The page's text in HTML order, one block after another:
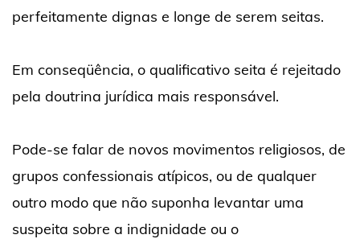
perfeitamente dignas e longe de serem seitas.
Em conseqüência, o qualificativo seita é rejeitado
pela doutrina jurídica mais responsável.
Pode-se falar de novos movimentos religiosos, de
grupos confessionais atípicos, ou de qualquer
outro modo que não suponha levantar uma
suspeita sobre a indignidade ou o